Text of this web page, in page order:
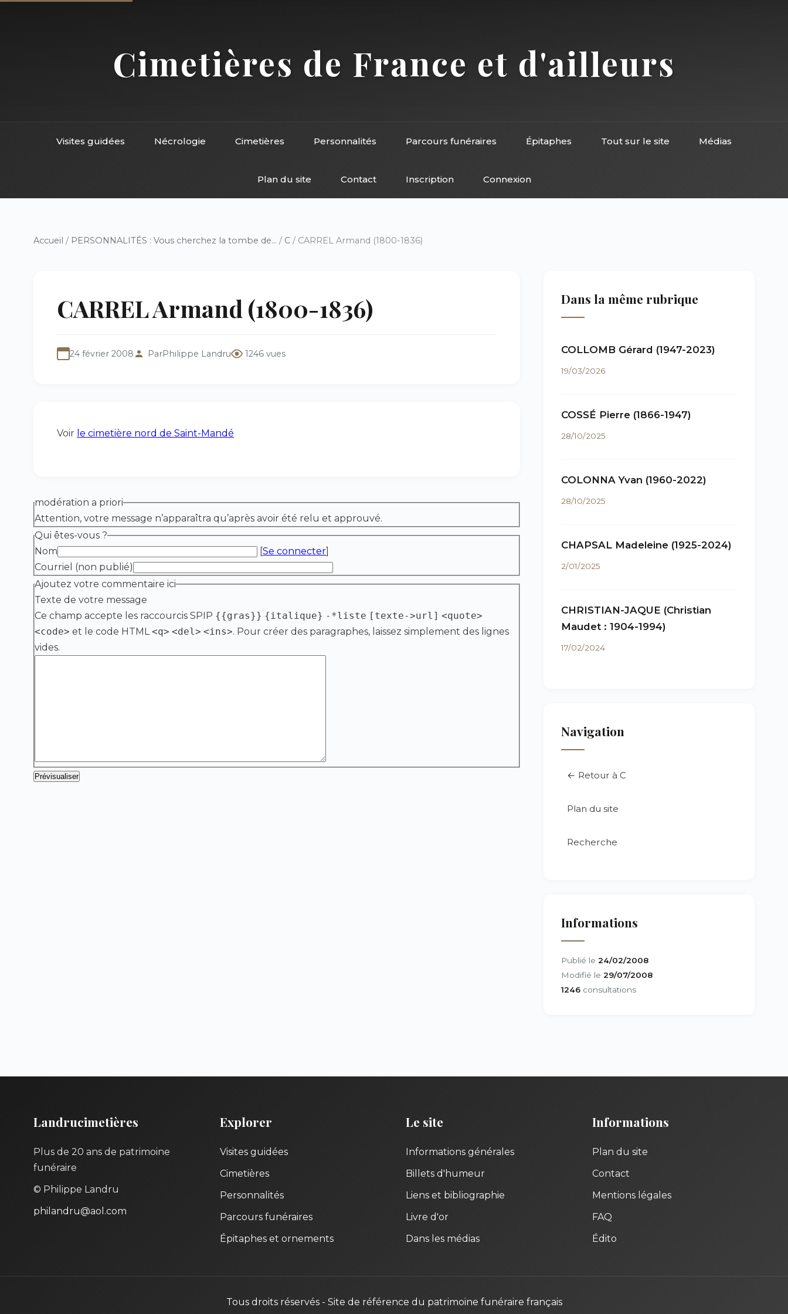
Cimetières de France et d'ailleurs
Visites guidées Nécrologie Cimetières Personnalités Parcours funéraires Épitaphes Tout sur le site Médias
Plan du site Contact Inscription Connexion
Accueil / PERSONNALITÉS : Vous cherchez la tombe de... / C / CARREL Armand (1800-1836)
CARREL Armand (1800-1836)
24 février 2008 ParPhilippe Landru 1246 vues
Voir le cimetière nord de Saint-Mandé
modération a priori
Attention, votre message n’apparaîtra qu’après avoir été relu et approuvé.
Qui êtes-vous ?
Nom
[Se connecter]
Courriel (non publié)
Ajoutez votre commentaire ici
Texte de votre message
Ce champ accepte les raccourcis SPIP {{gras}} {italique} -*liste [texte->url] <quote>
<code> et le code HTML<q> <del> <ins>. Pour créer des paragraphes, laissez simplement des lignes
vides.
Dans la même rubrique
COLLOMB Gérard (1947-2023)
19/03/2026
COSSÉ Pierre (1866-1947)
28/10/2025
COLONNA Yvan (1960-2022)
28/10/2025
CHAPSAL Madeleine (1925-2024)
2/01/2025
CHRISTIAN-JAQUE (Christian
Maudet : 1904-1994)
17/02/2024
Navigation
← Retour à C
Plan du site
Recherche
Informations
Publié le 24/02/2008
Modifié le 29/07/2008
1246 consultations
Landrucimetières
Plus de 20 ans de patrimoine
funéraire
© Philippe Landru
philandru@aol.com
Explorer
Visites guidées
Cimetières
Personnalités
Parcours funéraires
Épitaphes et ornements
Le site
Informations générales
Billets d'humeur
Liens et bibliographie
Livre d'or
Dans les médias
Informations
Plan du site
Contact
Mentions légales
FAQ
Édito
Tous droits réservés - Site de référence du patrimoine funéraire français